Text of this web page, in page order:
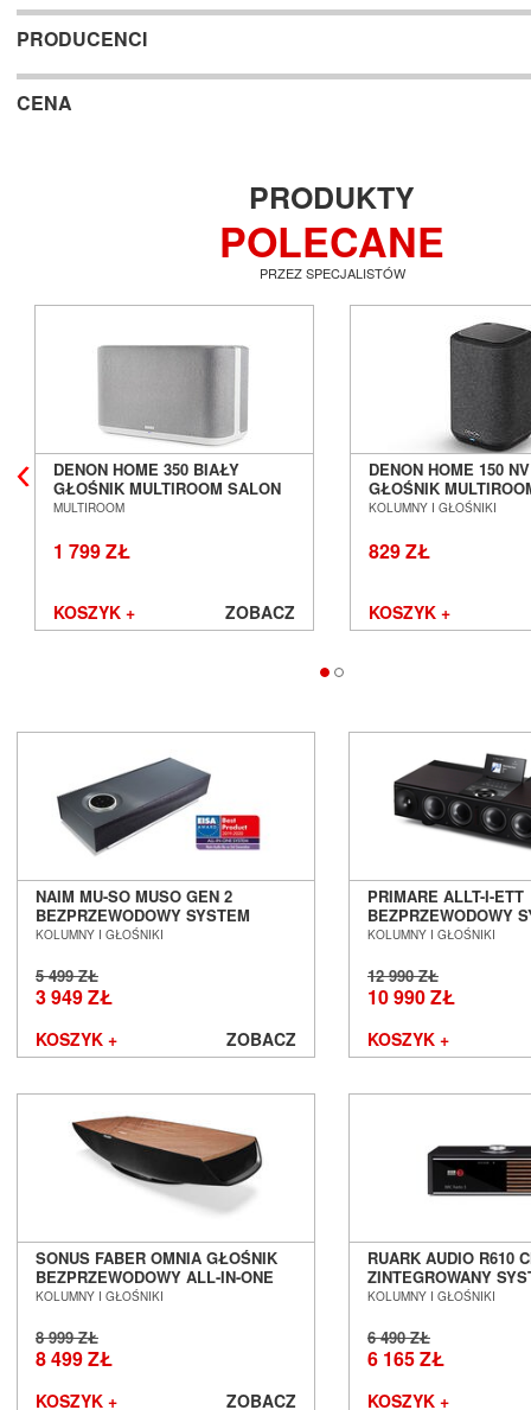
PRODUCENCI
CENA
PRODUKTY
POLECANE
PRZEZ SPECJALISTÓW
DENON HOME 350 BIAŁY
GŁOŚNIK MULTIROOM SALON
POZNAŃ WROCŁAW
MULTIROOM
1 799 ZŁ
KOSZYK + ZOBACZ
DENON HOME 150
GŁOŚNIK
POZNAŃ WROCŁAW
KOLUMNY I GŁOŚNIKI
829 ZŁ
KOSZYK +
NAIM MU-SO MUSO GEN 2
BEZPRZEWODOWY SYSTEM
MUZYCZNY SALON POZNAŃ
---
KOLUMNY I GŁOŚNIKI
5 499 ZŁ
3 949 ZŁ
KOSZYK + ZOBACZ
PRIMARE ALLT-I-ETT
BEZPRZEWODOWY
MUZYCZNY ALL-IN-
KOLUMNY I GŁOŚNIKI
12 990 ZŁ
10 990 ZŁ
KOSZYK +
SONUS FABER OMNIA GŁOŚNIK
BEZPRZEWODOWY ALL-IN-ONE
SALON POZNAŃ WROCŁAW
KOLUMNY I GŁOŚNIKI
8 999 ZŁ
8 499 ZŁ
KOSZYK + ZOBACZ
RUARK AUDIO R610
ZINTEGROWANY
MUZYCZNY SALON
KOLUMNY I GŁOŚNIKI
6 490 ZŁ
6 165 ZŁ
KOSZYK +